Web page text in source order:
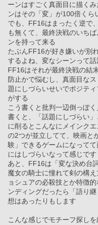
ーンはすごく真面目に描く
ンはその「変」が100倍くら
でも、FF16はまったく逆で
も無くて、最終決戦のいち
ンを持って来る
たぶんFF16が好き嫌いが別
するよね、変なシーンって話
FF16はそれが最終決戦の結
防止かで悩むし、真面目な
題にしづらいせいでポジテ
がする
こう書くと批判一辺倒っぽ
書くと、「話題にしづらい
に削るとこんなにメインク
の2つが並立してて、映画と
験」できるゲームになって
にはしづらいなって感じです
あと、FF16は「変な決め台
魔女の騎士に憧れて剣の構
ョシュアの必殺技とか特徴
ンディングだったら「語り
想はあったりもします
こんな感じでモチーフ探し